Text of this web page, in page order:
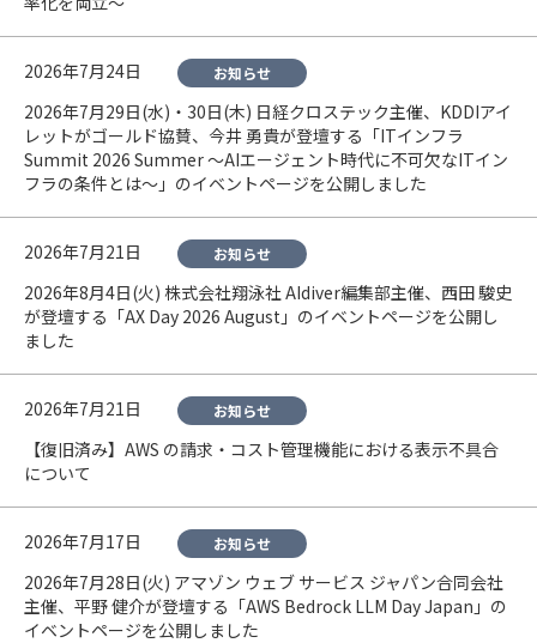
2026年7月24日 お知らせ
2026年7月29日(水)・30日(木) 日経クロステック主催、KDDIアイ
レットがゴールド協賛、今井 勇貴が登壇する「ITインフラ
Summit 2026 Summer ～AIエージェント時代に不可欠なITイン
フラの条件とは～」のイベントページを公開しました
2026年7月21日 お知らせ
2026年8月4日(火) 株式会社翔泳社 AIdiver編集部主催、西田 駿史
が登壇する「AX Day 2026 August」のイベントページを公開し
ました
2026年7月21日 お知らせ
【復旧済み】AWS の請求・コスト管理機能における表示不具合
について
2026年7月17日 お知らせ
2026年7月28日(火) アマゾン ウェブ サービス ジャパン合同会社
主催、平野 健介が登壇する「AWS Bedrock LLM Day Japan」の
イベントページを公開しました